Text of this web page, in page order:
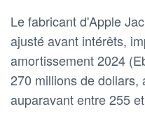
Le fabricant d'Apple
ajusté avant intérêts,
amortissement 2024
270 millions de dollars,
auparavant entre 255